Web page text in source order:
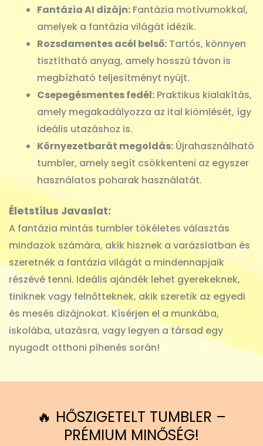
Fantázia AI dizájn: Fantázia motívumokkal,
amelyek a fantázia világát idézik.
Rozsdamentes acél belső: Tartós, könnyen
tisztítható anyag, amely hosszú távon is
megbízható teljesítményt nyújt.
Csepegésmentes fedél: Praktikus kialakítás,
amely megakadályozza az ital kiömlését, így
ideális utazáshoz is.
Környezetbarát megoldás: Újrahasználható
tumbler, amely segít csökkenteni az egyszer
használatos poharak használatát.
Életstílus Javaslat:
A fantázia mintás tumbler tökéletes választás
mindazok számára, akik hisznek a varázslatban és
szeretnék a fantázia világát a mindennapjaik
részévé tenni. Ideális ajándék lehet gyerekeknek,
tiniknek vagy felnőtteknek, akik szeretik az egyedi
és mesés dizájnokat. Kísérjen el a munkába,
iskolába, utazásra, vagy legyen a társad egy
nyugodt otthoni pihenés során!
🔥 HŐSZIGETELT TUMBLER –
PRÉMIUM MINŐSÉG!